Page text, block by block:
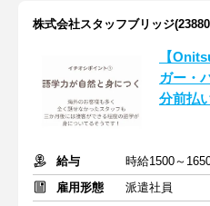
株式会社スタッフブリッジ
【
ガー・
分前払
給与
時給1500～
雇用形態
派遣社員